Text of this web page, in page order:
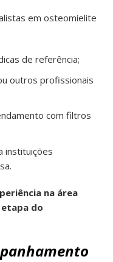
em osteomielite
de referência;
outros profissionais
com filtros
instituições
na área
do